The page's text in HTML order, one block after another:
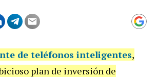
de teléfonos inteligentes,
plan de inversión de